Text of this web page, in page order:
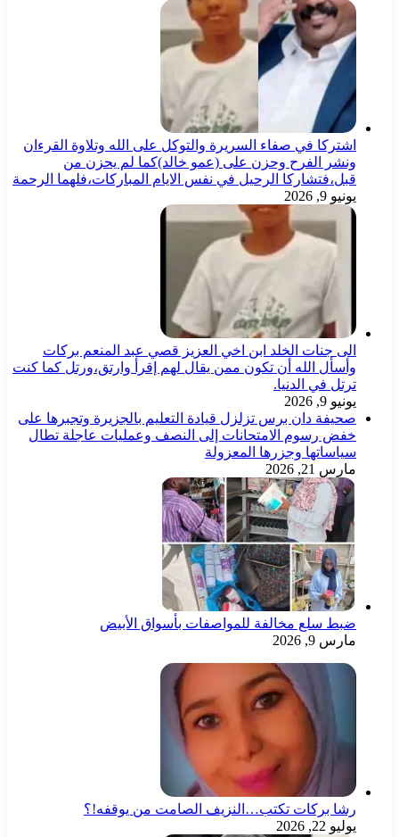
اشتركا في صفاء السريرة والتوكل على الله وتلاوة القرءان
ونشر الفرح وحزن على (عمو خالد)كما لم يحزن من
قبل،فتشاركا الرحيل في نفس الايام المباركات،فلهما الرحمة
يونيو 9, 2026
الى جنات الخلد ابن اخي العزيز قصي عبد المنعم بركات
وأسأل الله أن تكون ممن يقال لهم إقرأ وارتق،ورتل كما كنت
ترتل في الدنيا.
يونيو 9, 2026
صحيفة دان برس تزلزل قيادة التعليم بالجزيرة وتجبرها على
خفض رسوم الامتحانات إلى النصف وعمليات عاجلة تطال
سياساتها وجزرها المعزولة
مارس 21, 2026
ضبط سلع مخالفة للمواصفات بأسواق الأبيض
مارس 9, 2026
رشا بركات تكتب…النزيف الصامت من يوقفه!؟
يوليو 22, 2026